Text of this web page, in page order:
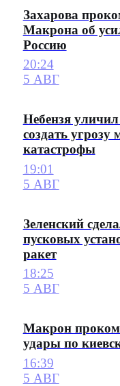
Захарова
Макрона об
Россию
20:24
5 АВГ
Небензя
создать угрозу
катастрофы
19:01
5 АВГ
Зеленский
пусковых
ракет
18:25
5 АВГ
Макрон
удары по
16:39
5 АВГ